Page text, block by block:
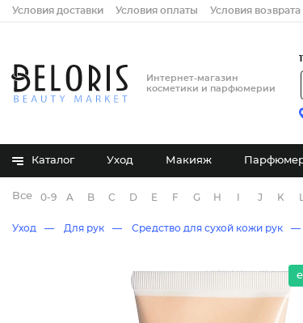
Условия доставки Условия оплаты Условия возврата
Интернет-магазин
косметики и парфюмерии
Каталог Уход Макияж
Все бренды
0-9 A B C D E F G H J K
Уход Для рук Средство для сухой кожи рук